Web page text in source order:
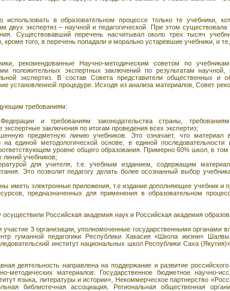
в образовательном процессе только те учебники,
экспертиз – научной и педагогической. При этом существовала
Существовавший перечень насчитывал около трех тысяч
того, в перечень попадали и морально устаревшие учебники, и
рекомендованные Научно-методическим советом по
экспертных заключений по результатам научной,
экспертиз. В состав Совета представители общественных и
установленной процедуре. Исходя из анализа материалов, Совет
требованиям:
и требованиям законодательства страны,
заключения по итогам проведения всех экспертиз;
предметную линию учебников. Это означает, что материал
единой методологической основе, в единой последовательности
уровне общего образования. Примерно 60% школ, в
учебников;
для учителя, т.е. учебным изданием, содержащим
Это позволит педагогу делать более осознанный выбор
иметь электронные приложения, т.е издание дополняющее учебник и
предназначенных для применения в образовательном
Российская академия наук и Российская академия
3 организации, уполномоченные государственными органами
гуманной педагогики Республики Хакасия «Школа жизни»
институт национальных школ Республики Саха
деятельность направлена на поддержание и развитие
материалов: Государственное бюджетное научно-
языка, литературы и истории», Некоммерческое партнерство
библиотечная ассоциация, Региональная общественная